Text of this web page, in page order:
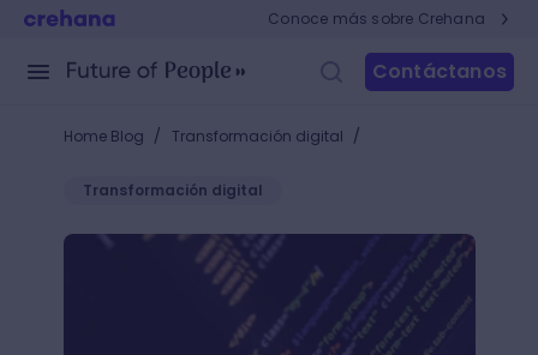
Conoce más sobre Crehana
Contáctanos
Home Blog / Transformación digital /
Transformación digital
Empleos en Big Data: ¡Consigue el trabajo de tus